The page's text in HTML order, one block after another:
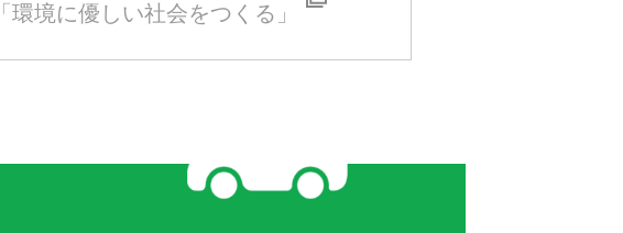
「環境に優しい社会をつくる」